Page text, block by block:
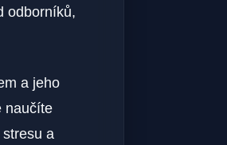
odborníků,
a jeho
naučíte
a